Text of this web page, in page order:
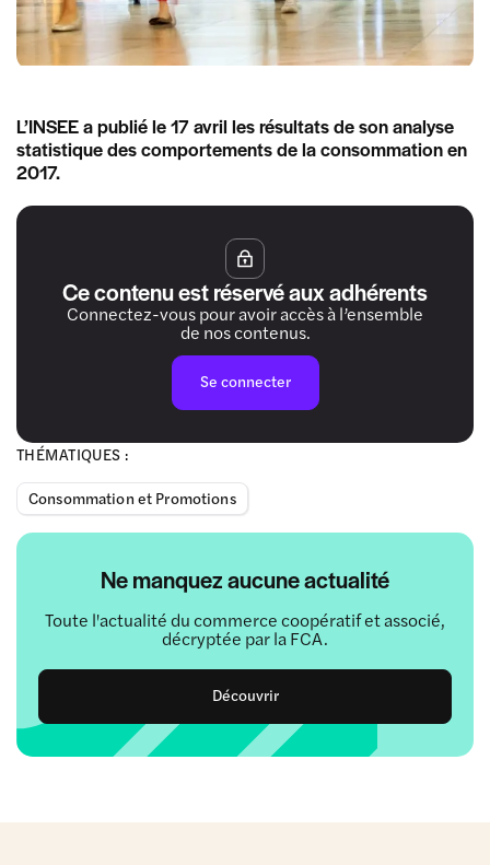
THÉMATIQUES :
Consommation et Promotions
Ne manquez aucune actualité
Toute l'actualité du commerce coopératif et associé,
décryptée par la FCA.
Découvrir
L’INSEE a publié le 17 avril les résultats de son analyse
statistique des comportements de la consommation en
2017.
Ce contenu est réservé aux adhérents
Connectez-vous pour avoir accès à l’ensemble
de nos contenus.
Se connecter